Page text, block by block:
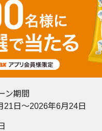
ン期間
21日～2026年6月24日